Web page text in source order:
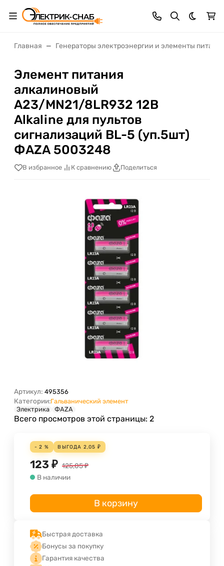
Темная
Главная Генераторы электроэнергии и элементы
Элемент питания
алкалиновый
A23/MN21/8LR932 12В
Alkaline для пультов
сигнализаций BL-5 (уп.5шт)
ФАZА 5003248
В избранное К сравнению Поделиться
Артикул: 495356
Категории:Гальванический элемент
Электрика
ФАZА
Всего просмотров этой страницы: 2
- 2 % ВЫГОДА 2,05 ₽
123 ₽ 125,05₽
В наличии
В корзину
Быстрая доставка
Бонусы за покупку
Гарантия качества